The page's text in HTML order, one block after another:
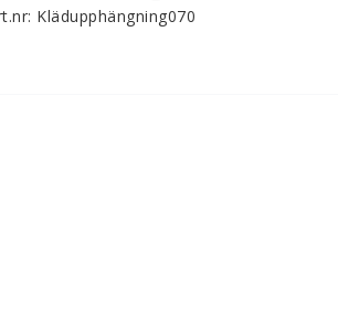
Klädupphängning070